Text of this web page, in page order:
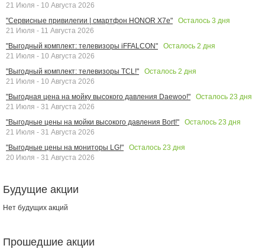
21 Июля - 10 Августа 2026
"Сервисные привилегии | смартфон HONOR X7e"
Осталось 3 дня
21 Июля - 11 Августа 2026
"Выгодный комплект: телевизоры iFFALCON"
Осталось 2 дня
21 Июля - 10 Августа 2026
"Выгодный комплект: телевизоры TCL!"
Осталось 2 дня
21 Июля - 10 Августа 2026
"Выгодная цена на мойку высокого давления Daewoo!"
Осталось 23 дня
21 Июля - 31 Августа 2026
"Выгодные цены на мойки высокого давления Bort!"
Осталось 23 дня
21 Июля - 31 Августа 2026
"Выгодные цены на мониторы LG!"
Осталось 23 дня
20 Июля - 31 Августа 2026
Будущие акции
Нет будущих акций
Прошедшие акции